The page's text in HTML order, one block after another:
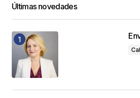
Últimas novedades